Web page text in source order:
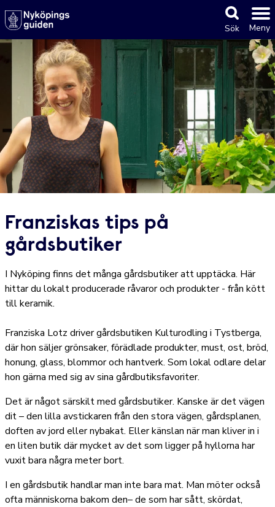
Sök Meny
Franziskas tips på
gårdsbutiker
I Nyköping finns det många gårdsbutiker att upptäcka. Här
hittar du lokalt producerade råvaror och produkter - från kött
till keramik.
Franziska Lotz driver gårdsbutiken Kulturodling i Tystberga,
där hon säljer grönsaker, förädlade produkter, must, ost, bröd,
honung, glass, blommor och hantverk. Som lokal odlare delar
hon gärna med sig av sina gårdbutiksfavoriter.
Det är något särskilt med gårdsbutiker. Kanske är det vägen
dit – den lilla avstickaren från den stora vägen, gårdsplanen,
doften av jord eller nybakat. Eller känslan när man kliver in i
en liten butik där mycket av det som ligger på hyllorna har
vuxit bara några meter bort.
I en gårdsbutik handlar man inte bara mat. Man möter också
ofta människorna bakom den– de som har sått, skördat,